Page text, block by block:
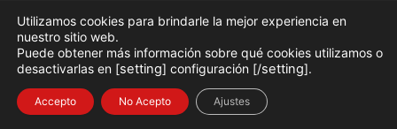
AVISO LEGAL|POLÍTICA DE PRIVACIDAD |USO DE COOKIES
PROTECCIÓN DE DATOS
Copyright © 2026 |
Utilizamos cookies para brindarle la mejor experiencia en
nuestro sitio web.
Puede obtener más información sobre qué cookies utilizamos o
desactivarlas en [setting] configuración [/setting].
Accepto No Acepto Ajustes